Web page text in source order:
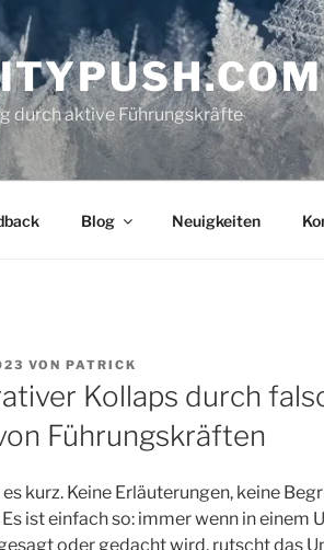
durch aktive Führungskräfte
Blog Neuigkeiten
VON PATRICK
Kollaps durch
Führungskräften
kurz. Keine Erläuterungen, keine
ist einfach so: immer wenn in einem
oder gedacht wird, rutscht das